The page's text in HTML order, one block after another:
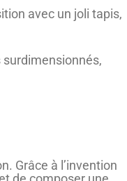
avec un joli tapis,
surdimensionnés,
Grâce à l’invention